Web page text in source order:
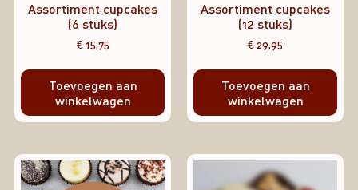
Assortiment cupcakes
(6 stuks)
€15,75
Toevoegen aan
winkelwagen
Assortiment cupcakes
(12 stuks)
€29,95
Toevoegen aan
winkelwagen